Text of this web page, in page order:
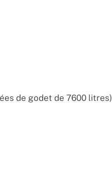
de godet de 7600 litres)